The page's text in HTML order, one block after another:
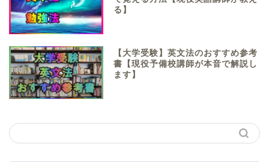
る】
【大学受験】英文法のおすすめ参考
書【現役予備校講師が本音で解説し
ます】